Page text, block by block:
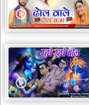
देश
भक्ति
patriotic
bhajans
खाटू
श्याम
भजन
khatu